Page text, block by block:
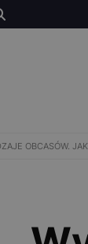
OBCASÓW.